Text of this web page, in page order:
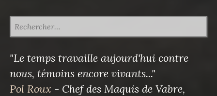
"Le temps travaille aujourd'hui contre
nous, témoins encore vivants..."
Pol Roux - Chef des Maquis de Vabre,